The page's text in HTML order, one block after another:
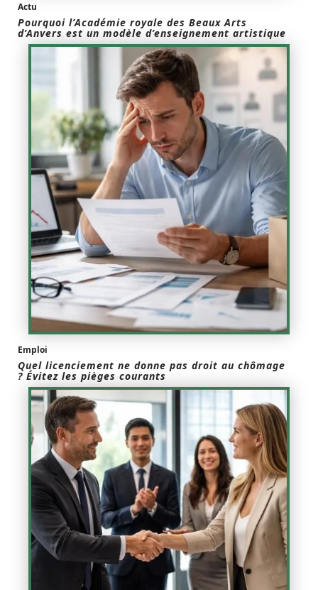
Actu
Pourquoi l’Académie royale des Beaux Arts
d’Anvers est un modèle d’enseignement artistique
Emploi
Quel licenciement ne donne pas droit au chômage
? Évitez les pièges courants